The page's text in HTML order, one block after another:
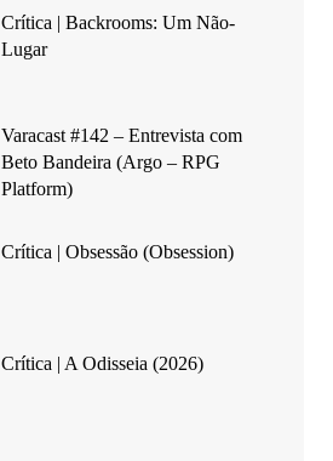
Crítica | Backrooms: Um Não-
Lugar
Varacast #142 – Entrevista com
Beto Bandeira (Argo – RPG
Platform)
Crítica | Obsessão (Obsession)
Crítica | A Odisseia (2026)